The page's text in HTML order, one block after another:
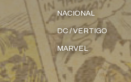
NACIONAL
DC / VERTIGO
MARVEL